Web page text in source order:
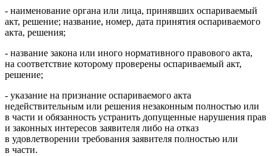
- наименование органа или лица, принявших оспариваемый
акт, решение; название, номер, дата принятия оспариваемого
акта, решения;
- название закона или иного нормативного правового акта,
на соответствие которому проверены оспариваемый акт,
решение;
- указание на признание оспариваемого акта
недействительным или решения незаконным полностью или
в части и обязанность устранить допущенные нарушения прав
и законных интересов заявителя либо на отказ
в удовлетворении требования заявителя полностью или
в части.